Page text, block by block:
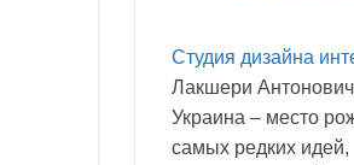
Вода
мылом
на
прогулку
антисептик.
Студия дизайна
Лакшери
Украина – место
самых редких идей,